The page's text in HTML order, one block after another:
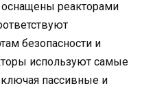
оснащены реакторами
безопасности и
используют самые
пассивные и